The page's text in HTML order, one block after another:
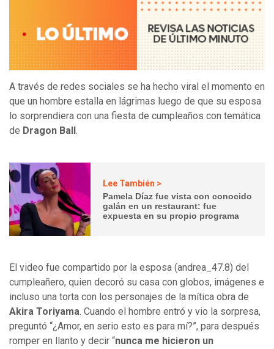
A través de redes sociales se ha hecho viral el momento en
que un hombre estalla en lágrimas luego de que su esposa
lo sorprendiera con una fiesta de cumpleaños con temática
de Dragon Ball .
Lee También >
Pamela Díaz fue vista con conocido
galán en un restaurant: fue
expuesta en su propio programa
El video fue compartido por la esposa (andrea_47.8) del
cumpleañero, quien decoró su casa con globos, imágenes e
incluso una torta con los personajes de la mítica obra de
Akira Toriyama. Cuando el hombre entró y vio la sorpresa,
preguntó “¿Amor, en serio esto es para mí?”, para después
romper en llanto y decir “nunca me hicieron un